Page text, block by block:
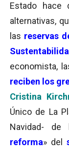
Estado hace
alternativas,
las reservas
economista,
reciben los
Cristina
Único de La
Navidad-
reforma» del